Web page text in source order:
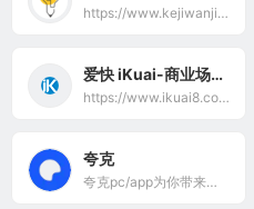
https://www.kejiwanjia.net/
爱快 iKuai-商业场景网络解决方案提供商
https://www.ikuai8.com/
夸克
夸克pc/app为你带来极速、智能、安全、高效的搜索体验,找答案,找资料,找工具,办公,学习,工作必备应用。夸克提供浏览器搜索引擎、网盘、AI扫描王工具及小说阅读等高效功能，为你提供稳定,安全,流畅的浏览环境和优质的产品服务体验